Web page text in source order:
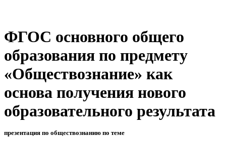
ФГОС основного общего
образования по предмету
«Обществознание» как
основа получения нового
образовательного результата
презентация по обществознанию по теме